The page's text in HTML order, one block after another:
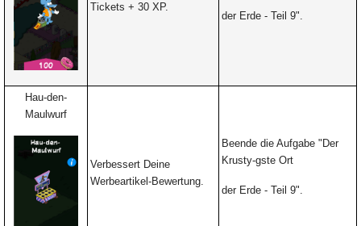
Tickets + 30 XP.
der Erde - Teil 9".
Hau-den-
Maulwurf
Verbessert Deine
Werbeartikel-Bewertung.
Beende die Aufgabe "Der
Krusty-gste Ort
der Erde - Teil 9".